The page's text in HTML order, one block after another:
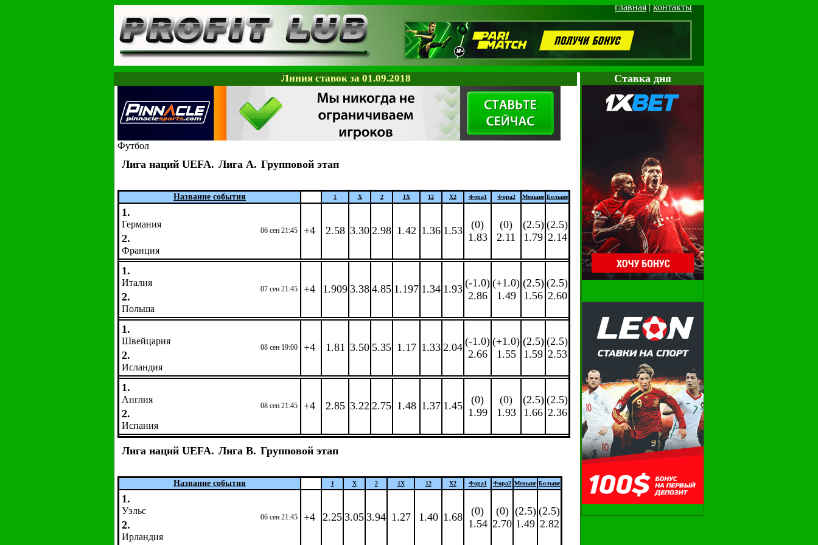
главная|контакты
Cтавка дня
Линия ставок за 01.09.2018
Футбол
Лига наций UEFA. Лига A. Групповой этап
Название события 1 X 2 1X 12 X2 Фора1 Фора2 Меньше Больше
1.
Германия
06 сен 21:45
2.
Франция
+4 2.58 3.30 2.98 1.42 1.36 1.53
(0)
1.83
(0)
2.11
(2.5)
1.79
(2.5)
2.14
1.
Италия
07 сен 21:45
2.
Польша
+4 1.909 3.38 4.85 1.197 1.34 1.93 (-1.0)
2.86
(+1.0)
1.49
(2.5)
1.56
(2.5)
2.60
1.
Швейцария
08 сен 19:00
2.
Исландия
+4 1.81 3.50 5.35 1.17 1.33 2.04 (-1.0)
2.66
(+1.0)
1.55
(2.5)
1.59
(2.5)
2.53
1.
Англия
08 сен 21:45
2.
Испания
+4 2.85 3.22 2.75 1.48 1.37 1.45
(0)
1.99
(0)
1.93
(2.5)
1.66
(2.5)
2.36
Лига наций UEFA. Лига B. Групповой этап
Название события 1 X 2 1X 12 X2 Фора1 Фора2 Меньше Больше
1.
Уэльс
06 сен 21:45
2.
Ирландия
+4 2.25 3.05 3.94 1.27 1.40 1.68
(0)
1.54
(0)
2.70
(2.5)
1.49
(2.5)
2.82